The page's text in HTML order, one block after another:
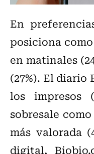
En
posiciona
en matinales
(27%). El
los impresos
sobresale
más valorada
digital,